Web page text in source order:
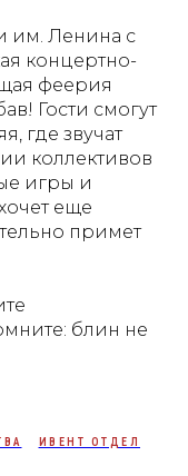
им. Ленина с
концертно-
феерия
Гости смогут
где звучат
коллективов
игры и
еще
примет
блин не
ИВЕНТ ОТДЕЛ